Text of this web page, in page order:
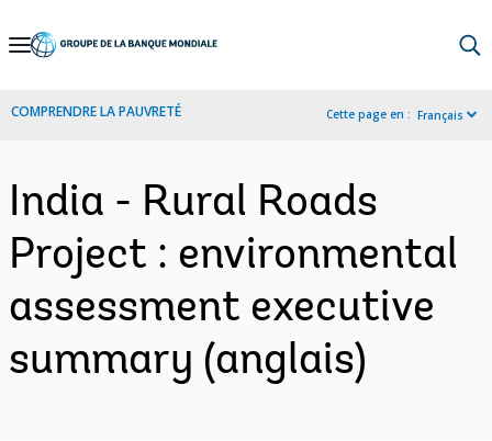
Skip
Navigation
COMPRENDRE LA PAUVRETÉ Cette page en : Français
India - Rural Roads
Project : environmental
assessment executive
summary (anglais)